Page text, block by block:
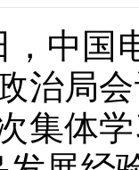
国电
治局
集体